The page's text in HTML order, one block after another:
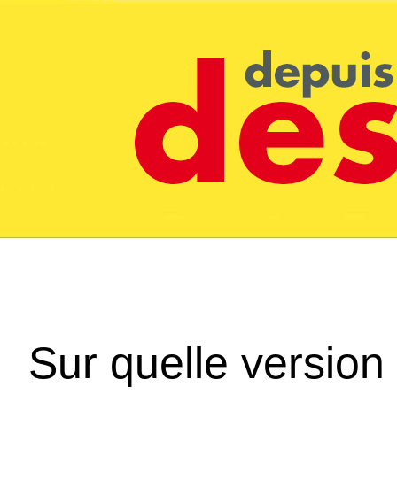
Sur quelle